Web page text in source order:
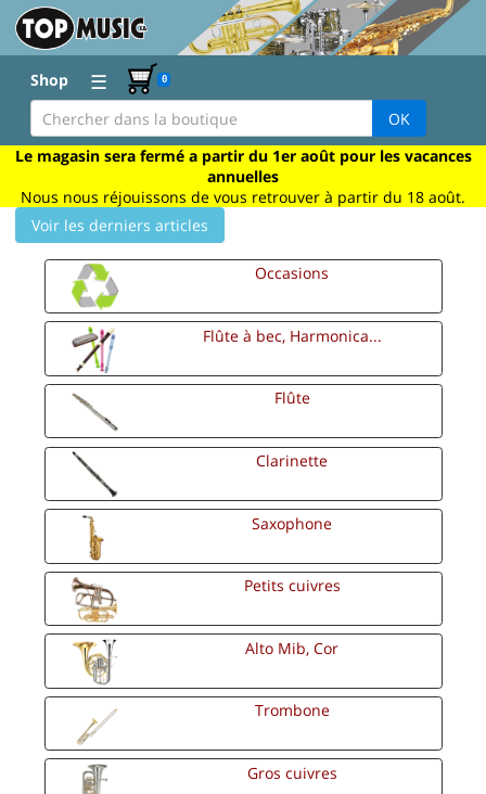
Shop ☰ 0
OK
Le magasin sera fermé a partir du 1er août pour les vacances
annuelles
Nous nous réjouissons de vous retrouver à partir du 18 août.
Voir les derniers articles
Occasions
Flûte à bec, Harmonica...
Flûte
Clarinette
Saxophone
Petits cuivres
Alto Mib, Cor
Trombone
Gros cuivres